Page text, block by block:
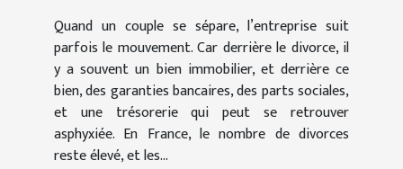
Quand un couple se sépare, l’entreprise suit
parfois le mouvement. Car derrière le divorce, il
y a souvent un bien immobilier, et derrière ce
bien, des garanties bancaires, des parts sociales,
et une trésorerie qui peut se retrouver
asphyxiée. En France, le nombre de divorces
reste élevé, et les...